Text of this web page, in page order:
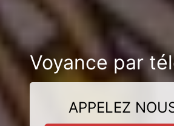
Voyance par
APPELEZ